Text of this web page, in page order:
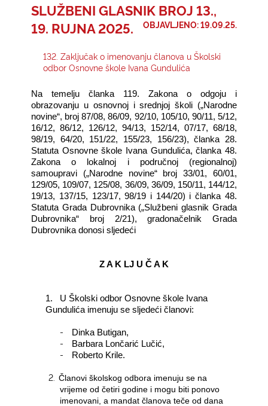
E-USLUGE
SLUŽBENI GLASNIK BROJ 13.,
19. RUJNA 2025.
OBJAVLJENO: 19.09.25.
132. Zaključak o imenovanju članova u Školski
odbor Osnovne škole Ivana Gundulića
Na temelju članka 119. Zakona o odgoju i
obrazovanju u osnovnoj i srednjoj školi („Narodne
novine“, broj 87/08, 86/09, 92/10, 105/10, 90/11, 5/12,
16/12, 86/12, 126/12, 94/13, 152/14, 07/17, 68/18,
98/19, 64/20, 151/22, 155/23, 156/23), članka 28.
Statuta Osnovne škole Ivana Gundulića, članka 48.
Zakona o lokalnoj i područnoj (regionalnoj)
samoupravi („Narodne novine“ broj 33/01, 60/01,
129/05, 109/07, 125/08, 36/09, 36/09, 150/11, 144/12,
19/13, 137/15, 123/17, 98/19 i 144/20) i članka 48.
Statuta Grada Dubrovnika („Službeni glasnik Grada
Dubrovnika“ broj 2/21), gradonačelnik Grada
Dubrovnika donosi sljedeći
Z A K LJ U Č A K
1.
U Školski odbor Osnovne škole Ivana
Gundulića imenuju se sljedeći članovi:
- Dinka Butigan,
- Barbara Lončarić Lučić,
- Roberto Krile.
2. Članovi školskog odbora imenuju se na
vrijeme od četiri godine i mogu biti ponovo
imenovani, a mandat članova teče od dana